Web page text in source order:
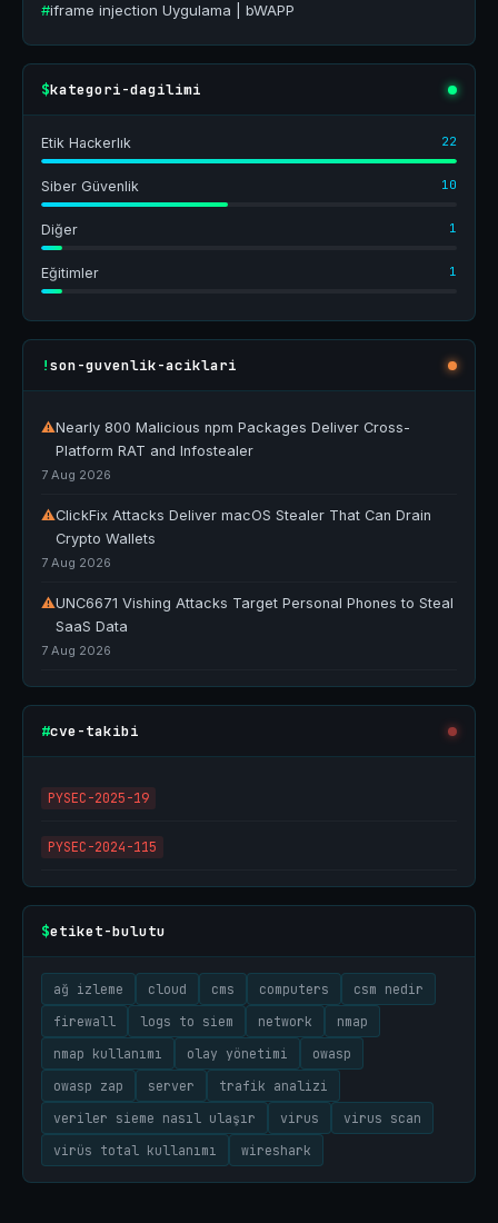
#iframe injection Uygulama | bWAPP
$kategori-dagilimi
Etik Hackerlık 22
Siber Güvenlik 10
Diğer 1
Eğitimler 1
!son-guvenlik-aciklari
⚠Nearly 800 Malicious npm Packages Deliver Cross-
Platform RAT and Infostealer
7 Aug 2026
⚠ClickFix Attacks Deliver macOS Stealer That Can Drain
Crypto Wallets
7 Aug 2026
⚠UNC6671 Vishing Attacks Target Personal Phones to Steal
SaaS Data
7 Aug 2026
#cve-takibi
PYSEC-2025-19
PYSEC-2024-115
$etiket-bulutu
ağ izleme cloud cms computers
csm nedir
firewall
logs to siem network
nmap
nmap kullanımı
olay yönetimi
owasp
owasp zap
server
trafik analizi
veriler sieme nasıl ulaşır
virus
virus scan
virüs total kullanımı
wireshark